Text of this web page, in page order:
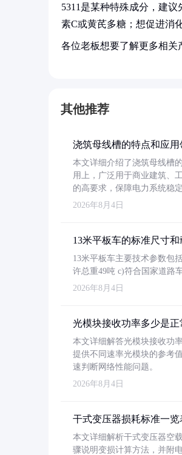
5311是某种特殊成分，建
素C或黄芪多糖；想促进消
各位老板想要了解更多相关
其他推荐
浇筑母线槽的特点和应用
本文详细介绍了浇筑母线槽
用上，广泛用于商业建筑、
的高要求，保障电力系统稳定
2026年8月4日
13米平板车的标准尺寸和
13米平板车主要技术参数包
许总重49吨 c)符合国家道路
2026年8月4日
光模块接收功率多少是正
本文详细解答光模块接收功
提供不同速率光模块的参考
速判断网络性能问题。
2026年8月4日
干式变压器损耗标准一
本文详细解析干式变压器空
骤说明变损计算方法，并附